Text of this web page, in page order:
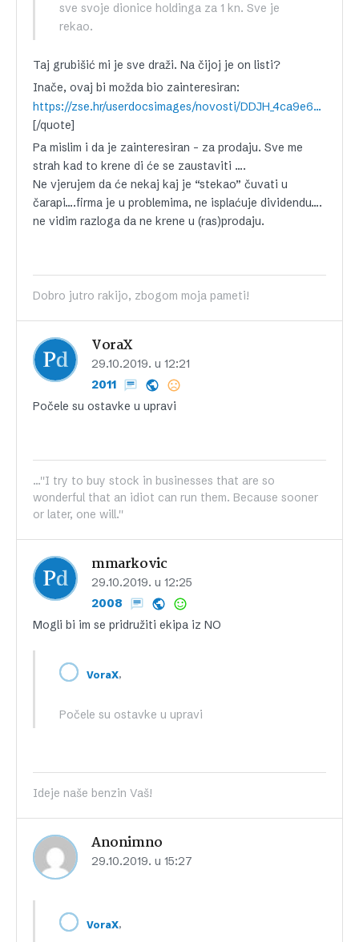
sve svoje dionice holdinga za 1 kn. Sve je
rekao.
Taj grubišić mi je sve draži. Na čijoj je on listi?
Inače, ovaj bi možda bio zainteresiran:
https://zse.hr/userdocsimages/novosti/DDJH_4ca9e62d-6a65-4a44-a040-27378119e1a6.pdf
[/quote]
Pa mislim i da je zainteresiran – za prodaju. Sve me
strah kad to krene di će se zaustaviti ….
Ne vjerujem da će nekaj kaj je “stekao” čuvati u
čarapi….firma je u problemima, ne isplaćuje dividendu….
ne vidim razloga da ne krene u (ras)prodaju.
Dobro jutro rakijo, zbogom moja pameti!
VoraX
29.10.2019. u 12:21
2011
Počele su ostavke u upravi
...''I try to buy stock in businesses that are so
wonderful that an idiot can run them. Because sooner
or later, one will.''
mmarkovic
29.10.2019. u 12:25
2008
Mogli bi im se pridružiti ekipa iz NO
VoraX,
Počele su ostavke u upravi
Ideje naše benzin Vaš!
Anonimno
29.10.2019. u 15:27
VoraX,